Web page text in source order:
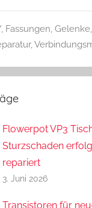
, Fassungen, Gelenke,
,
Flowerpot VP3
Sturzschaden
repariert
3. Juni 2026
Transistoren für